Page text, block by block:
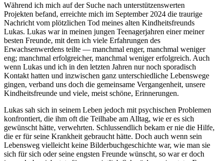
Während ich mich auf der Suche nach unterstützenswerten
Projekten befand, erreichte mich im September 2024 die traurige
Nachricht vom plötzlichen Tod meines alten Kindheitsfreunds
Lukas. Lukas war in meinen jungen Teenagerjahren einer meiner
besten Freunde, mit dem ich viele Erfahrungen des
Erwachsenwerdens teilte — manchmal enger, manchmal weniger
eng; manchmal erfolgreicher, manchmal weniger erfolgreich. Auch
wenn Lukas und ich in den letzten Jahren nur noch sporadisch
Kontakt hatten und inzwischen ganz unterschiedliche Lebenswege
gingen, verband uns doch die gemeinsame Vergangenheit, unsere
Kindheitsfreunde und viele, meist schöne, Erinnerungen.
Lukas sah sich in seinem Leben jedoch mit psychischen Problemen
konfrontiert, die ihm oft die Teilhabe am Alltag, wie er es sich
gewünscht hätte, verwehrten. Schlussendlich bekam er nie die Hilfe,
die er für seine Krankheit gebraucht hätte. Doch auch wenn sein
Lebensweg vielleicht keine Bilderbuchgeschichte war, wie man sie
sich für sich oder seine engsten Freunde wünscht, so war er doch